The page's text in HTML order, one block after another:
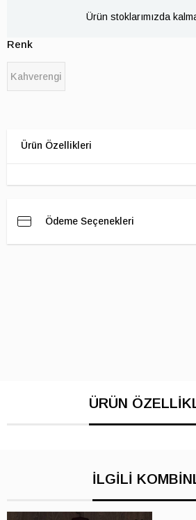
Ürün stoklarımızda
Renk
Kahverengi
Ödeme Seçenekleri
İLGILI